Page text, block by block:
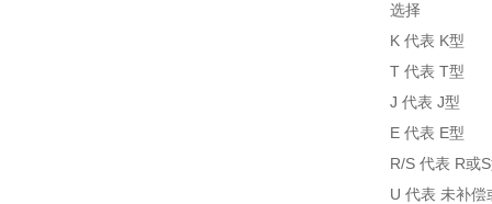
选择
K 代表 K型
T 代表 T型
J 代表 J型
E 代表 E型
R/S 代表 R或
U 代表 未补偿